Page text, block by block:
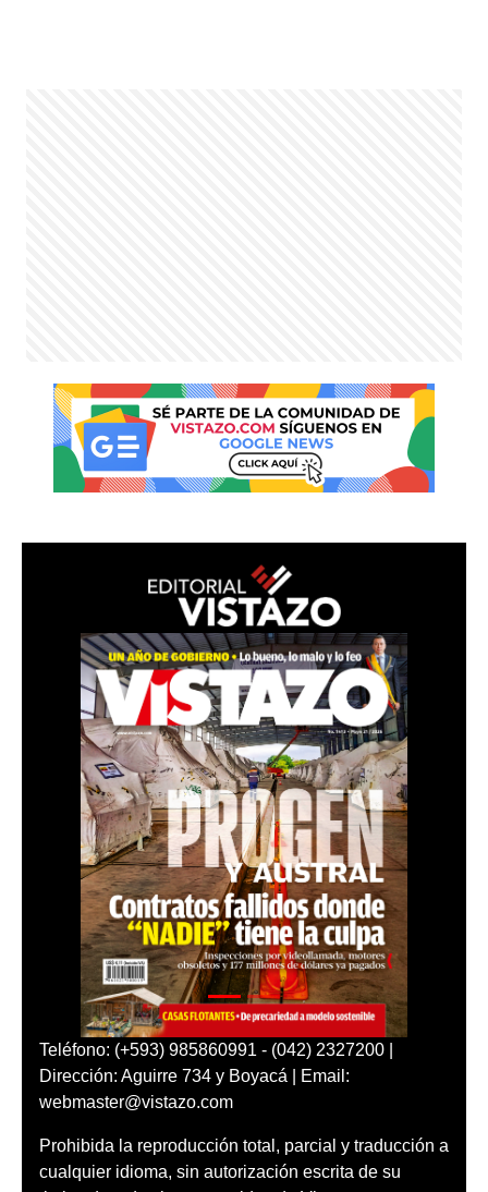
Teléfono: (+593) 985860991 - (042) 2327200 |
Dirección: Aguirre 734 y Boyacá | Email:
webmaster@vistazo.com
Prohibida la reproducción total, parcial y traducción a
cualquier idioma, sin autorización escrita de su